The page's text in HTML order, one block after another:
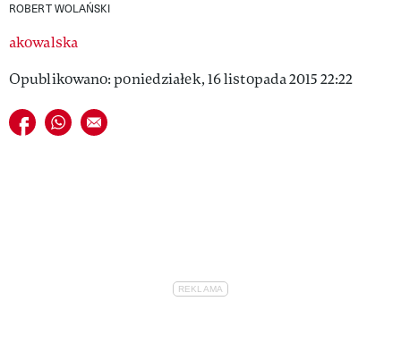
VIVA!MODA
ROBERT WOLAŃSKI
akowalska
Opublikowano: poniedziałek, 16 listopada 2015 22:22
Udostępnij na facebook
Udostępnij na whatsapp
E-mail do przyjaciela